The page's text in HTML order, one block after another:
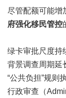
尽管配额可能增
府强化移民管控
绿卡审批尺度持
背景调查周期延
“公共负担”规则
行政审查（